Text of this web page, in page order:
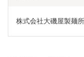
株式会社大磯屋製麺